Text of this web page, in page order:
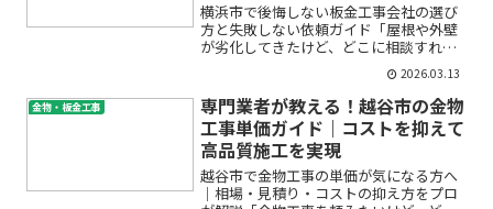
横浜市で後悔しない板金工事会社の選び
方と失敗しない依頼ガイド「屋根や外壁
が劣化してきたけど、どこに相談すれば
いいの？」「横浜市で板金工事って、ど
こに頼めば安心できるの？」そんな疑問
や不安を抱えていませんか？建築板金工
事はご自宅の資産価値や快...
2026.03.13
金物・板金工事
専門業者が教える！越谷市の金物
工事単価ガイド｜コストを抑えて
高品質施工を実現
越谷市で金物工事の単価が気になる方へ
｜相場・見積り・コストの抑え方をプロ